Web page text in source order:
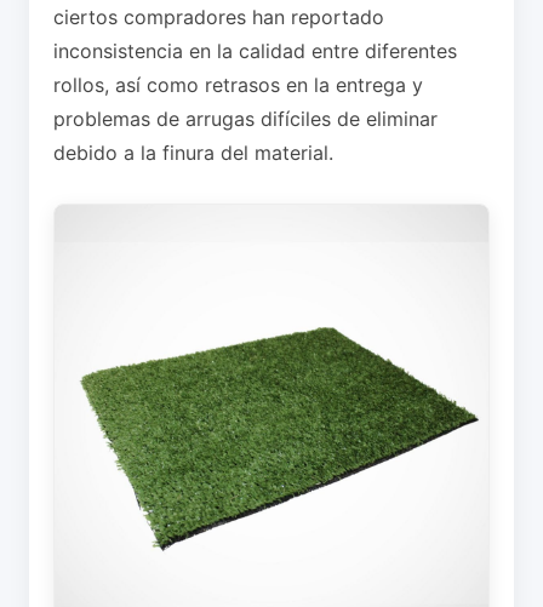
ciertos compradores han reportado
inconsistencia en la calidad entre diferentes
rollos, así como retrasos en la entrega y
problemas de arrugas difíciles de eliminar
debido a la finura del material.